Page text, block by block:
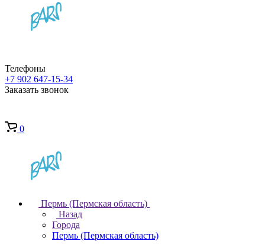
Телефоны
+7 902 647-15-34
Заказать звонок
0
Пермь (Пермская область)
Назад
Города
Пермь (Пермская область)